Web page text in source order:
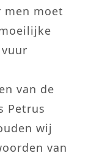
men moet
van de
Petrus
wij
van